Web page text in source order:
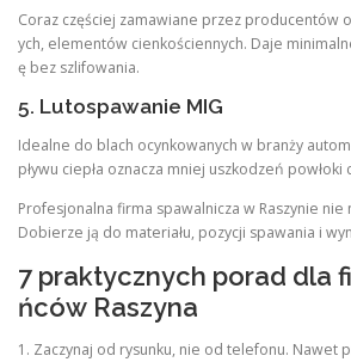
Coraz częściej zamawiane przez producentów
ych, elementów cienkościennych. Daje
ę bez szlifowania.
5. Lutospawanie MIG
Idealne do blach ocynkowanych w branży
pływu ciepła oznacza mniej uszkodzeń powłoki
Profesjonalna firma spawalnicza w Raszynie
Dobierze ją do materiału, pozycji spawania i
7 praktycznych porad dla
ńców Raszyna
1. Zaczynaj od rysunku, nie od telefonu. Nawet